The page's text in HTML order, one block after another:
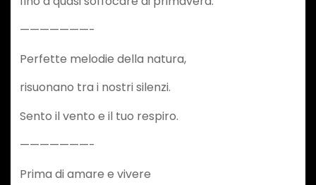
———————-
Perfette melodie della natura,
risuonano tra i nostri silenzi.
Sento il vento e il tuo respiro.
———————-
Prima di amare e vivere